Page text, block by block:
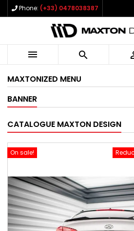
Phone: (+33) 0478038387
 
MAXTONIZED MENU
BANNER
CATALOGUE MAXTON DESIGN
On sale!